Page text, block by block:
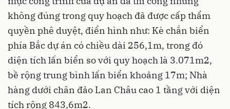
không đúng trong quy hoạch đã được cấp thẩm
quyền phê duyệt, điển hình như: Kè chắn biển
phía Bắc dự án có chiều dài 256,1m, trong đó
diện tích lấn biển so với quy hoạch là 3.071m2,
bề rộng trung bình lấn biển khoảng 17m; Nhà
hàng dưới chân đảo Lan Châu cao 1 tầng với diện
tích rộng 843,6m2.